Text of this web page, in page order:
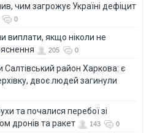
чим загрожує Україні дефіцит
0
виплати, якщо ніколи не
205 0
район Харкова: є
двоє людей загинули
та почалися перебої зі
дронів та ракет
143 0